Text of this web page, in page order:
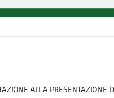
ALLA PRESENTAZIONE